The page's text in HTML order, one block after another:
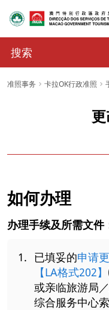
准照事务 卡拉OK行政准照
如何办理
办理手续及所需文件
已填妥的申请
【LA格式202】
或亲临旅游局
综合服务中心索